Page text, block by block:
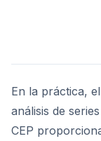
En la práctica, el
análisis de
CEP